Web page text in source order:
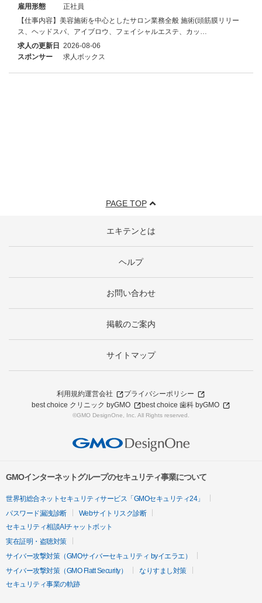
雇用形態
正社員
【仕事内容】美容施術を中心としたサロン業務全般 施術(頭筋膜リリー
ス、ヘッドスパ、アイブロウ、フェイシャルエステ、カッ…
求人の更新日 2026-08-06
スポンサー
求人ボックス
PAGE TOP
エキテンとは
ヘルプ
お問い合わせ
掲載のご案内
サイトマップ
利用規約運営会社
プライバシーポリシー
best choice クリニック byGMO
best choice 歯科 byGMO
©GMO DesignOne, Inc. All Rights reserved.
GMOインターネットグループのセキュリティ事業について
世界初総合ネットセキュリティサービス「GMOセキュリティ24」
パスワード漏洩診断
Webサイトリスク診断
セキュリティ相談AIチャットボット
実在証明・盗聴対策
サイバー攻撃対策（GMOサイバーセキュリティ byイエラエ）
サイバー攻撃対策（GMO Flatt Security）
なりすまし対策
セキュリティ事業の軌跡